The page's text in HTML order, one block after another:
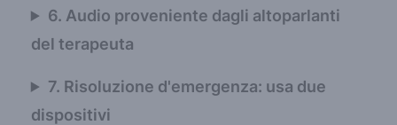
6. Audio proveniente dagli altoparlanti
del terapeuta
7. Risoluzione d'emergenza: usa due
dispositivi